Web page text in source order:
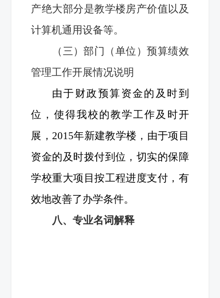
产绝大部分是教学楼房产价值以及
计算机通用设备等。
（三）部门（单位）预算绩效
管理工作开展情况说明
由于财政预算资金的及时到
位，使得我校的教学工作及时开
展，2015年新建教学楼，由于项目
资金的及时拨付到位，切实的保障
学校重大项目按工程进度支付，有
效地改善了办学条件。
八、专业名词解释